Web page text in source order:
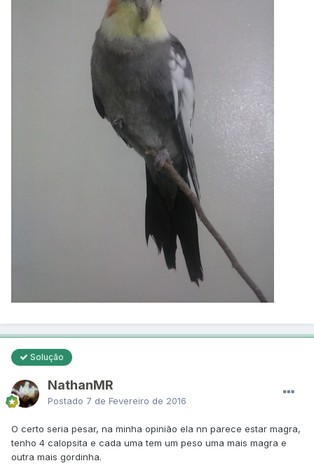
Solução
NathanMR
Postado 7 de Fevereiro de 2016
O certo seria pesar, na minha opinião ela nn parece estar magra,
tenho 4 calopsita e cada uma tem um peso uma mais magra e
outra mais gordinha.